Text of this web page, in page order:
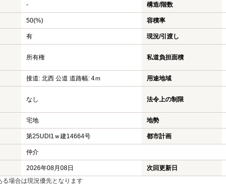
- 構造/階数
50(%) 容積率
有 現況/引渡し
所有権 私道負担面積
接道: 北西 公道 道路幅: 4ｍ 用途地域
なし 法令上の制限
宅地 地勢
第25UDI1ｗ建14664号 都市計画
仲介
2026年08月08日 次回更新日
場合は現況優先となります